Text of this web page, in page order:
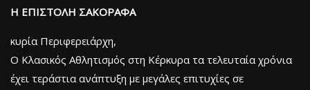
Η ΕΠΙΣΤΟΛΗ ΣΑΚΟΡΑΦΑ
κυρία Περιφερειάρχη,
Ο Κλασικός Αθλητισμός στη Κέρκυρα τα τελευταία χρόνια
έχει τεράστια ανάπτυξη με μεγάλες επιτυχίες σε